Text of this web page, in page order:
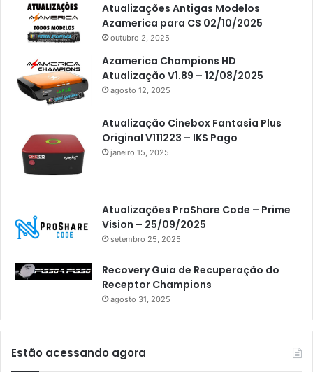
Atualizações Antigas Modelos
Azamerica para CS 02/10/2025
outubro 2, 2025
Azamerica Champions HD
Atualização V1.89 – 12/08/2025
agosto 12, 2025
Atualização Cinebox Fantasia Plus
Original V111223 – IKS Pago
janeiro 15, 2025
Atualizações ProShare Code – Prime
Vision – 25/09/2025
setembro 25, 2025
Recovery Guia de Recuperação do
Receptor Champions
agosto 31, 2025
Estão acessando agora